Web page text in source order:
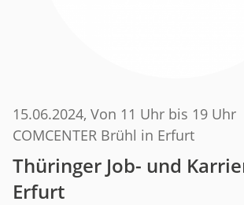
15.06.2024, Von 11 Uhr bis 19 Uhr
COMCENTER Brühl in Erfurt
Thüringer Job- und
Erfurt